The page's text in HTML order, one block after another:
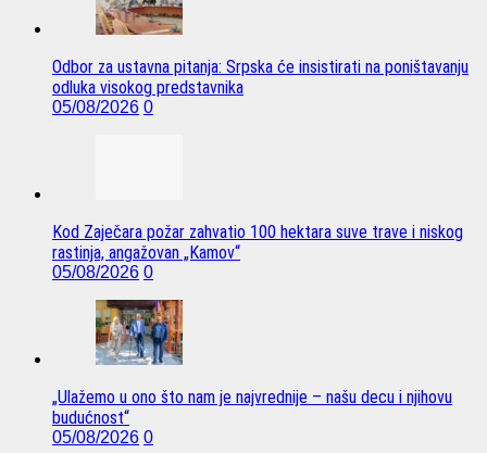
Odbor za ustavna pitanja: Srpska će insistirati na poništavanju
odluka visokog predstavnika
05/08/2026 0
Kod Zaječara požar zahvatio 100 hektara suve trave i niskog
rastinja, angažovan „Kamov“
05/08/2026 0
„Ulažemo u ono što nam je najvrednije – našu decu i njihovu
budućnost“
05/08/2026 0